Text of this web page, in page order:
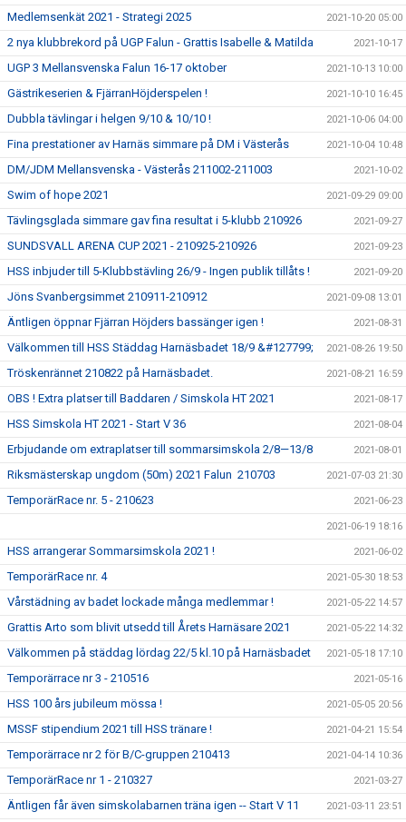
Medlemsenkät 2021 - Strategi 2025 2021-10-20 05:00
2 nya klubbrekord på UGP Falun - Grattis Isabelle & Matilda 2021-10-17
UGP 3 Mellansvenska Falun 16-17 oktober 2021-10-13 10:00
Gästrikeserien & FjärranHöjderspelen ! 2021-10-10 16:45
Dubbla tävlingar i helgen 9/10 & 10/10 ! 2021-10-06 04:00
Fina prestationer av Harnäs simmare på DM i Västerås 2021-10-04 10:48
DM/JDM Mellansvenska - Västerås 211002-211003 2021-10-02
Swim of hope 2021 2021-09-29 09:00
Tävlingsglada simmare gav fina resultat i 5-klubb 210926 2021-09-27
SUNDSVALL ARENA CUP 2021 - 210925-210926 2021-09-23
HSS inbjuder till 5-Klubbstävling 26/9 - Ingen publik tillåts ! 2021-09-20
Jöns Svanbergsimmet 210911-210912 2021-09-08 13:01
Äntligen öppnar Fjärran Höjders bassänger igen ! 2021-08-31
Välkommen till HSS Städdag Harnäsbadet 18/9 &#127799; 2021-08-26 19:50
Tröskenrännet 210822 på Harnäsbadet. 2021-08-21 16:59
OBS ! Extra platser till Baddaren / Simskola HT 2021 2021-08-17
HSS Simskola HT 2021 - Start V 36 2021-08-04
Erbjudande om extraplatser till sommarsimskola 2/8—13/8 2021-08-01
Riksmästerskap ungdom (50m) 2021 Falun 210703 2021-07-03 21:30
TemporärRace nr. 5 - 210623 2021-06-23
2021-06-19 18:16
HSS arrangerar Sommarsimskola 2021 ! 2021-06-02
TemporärRace nr. 4 2021-05-30 18:53
Vårstädning av badet lockade många medlemmar ! 2021-05-22 14:57
Grattis Arto som blivit utsedd till Årets Harnäsare 2021 2021-05-22 14:32
Välkommen på städdag lördag 22/5 kl.10 på Harnäsbadet 2021-05-18 17:10
Temporärrace nr 3 - 210516 2021-05-16
HSS 100 års jubileum mössa ! 2021-05-05 20:56
MSSF stipendium 2021 till HSS tränare ! 2021-04-21 15:54
Temporärrace nr 2 för B/C-gruppen 210413 2021-04-14 10:36
TemporärRace nr 1 - 210327 2021-03-27
Äntligen får även simskolabarnen träna igen -- Start V 11 2021-03-11 23:51